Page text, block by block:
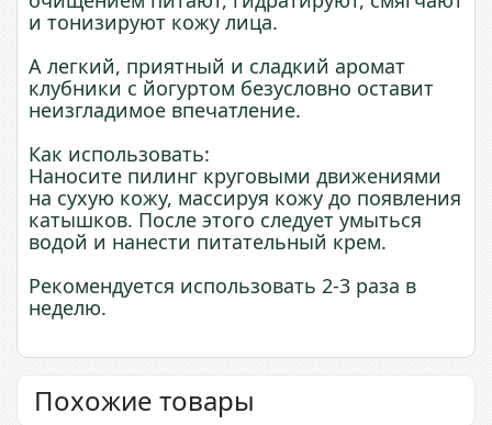
и тонизируют кожу лица.
А легкий, приятный и сладкий аромат
клубники с йогуртом безусловно оставит
неизгладимое впечатление.
Как использовать:
Наносите пилинг круговыми движениями
на сухую кожу, массируя кожу до появления
катышков. После этого следует умыться
водой и нанести питательный крем.
Рекомендуется использовать 2-3 раза в
неделю.
Похожие товары